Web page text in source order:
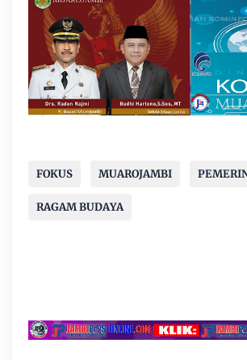
FOKUS MUAROJAMBI
RAGAM BUDAYA